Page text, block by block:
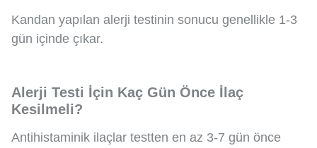
Kandan yapılan alerji testinin sonucu genellikle 1-3
gün içinde çıkar.
Alerji Testi İçin Kaç Gün Önce İlaç
Kesilmeli?
Antihistaminik ilaçlar testten en az 3-7 gün önce